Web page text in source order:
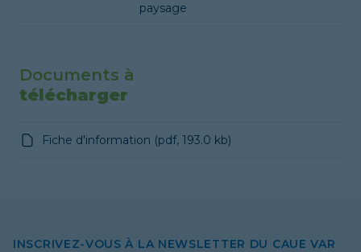
paysage
Documents à
télécharger
Fiche d'information (pdf, 193.0 kb)
INSCRIVEZ-VOUS À LA NEWSLETTER DU CAUE VAR